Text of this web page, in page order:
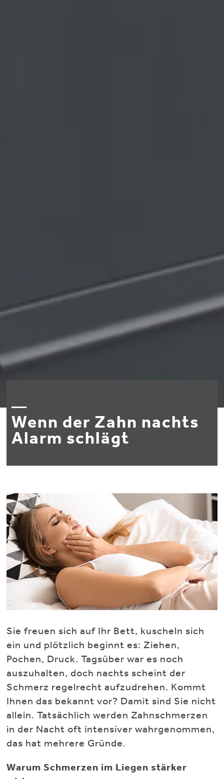
Wenn der Zahn nachts
Alarm schlägt
Sie freuen sich auf Ihr Bett, kuscheln sich
ein und plötzlich beginnt es: Ziehen,
Pochen, Druck. Tagsüber war es noch
auszuhalten, doch nachts scheint der
Schmerz regelrecht aufzudrehen. Kommt
Ihnen das bekannt vor? Damit sind Sie nicht
allein. Tatsächlich werden Zahnschmerzen
in der Nacht oft intensiver wahrgenommen,
das hat mehrere Gründe.
Warum Schmerzen im Liegen stärker